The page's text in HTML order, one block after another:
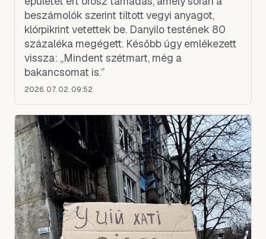
beszámolók szerint tiltott vegyi anyagot,
klórpikrint vetettek be. Danyilo testének 80
százaléka megégett. Később úgy emlékezett
vissza: „Mindent szétmart, még a
bakancsomat is.”
2026. 07. 02. 09:52